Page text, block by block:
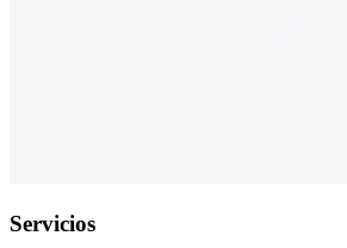
Servicios